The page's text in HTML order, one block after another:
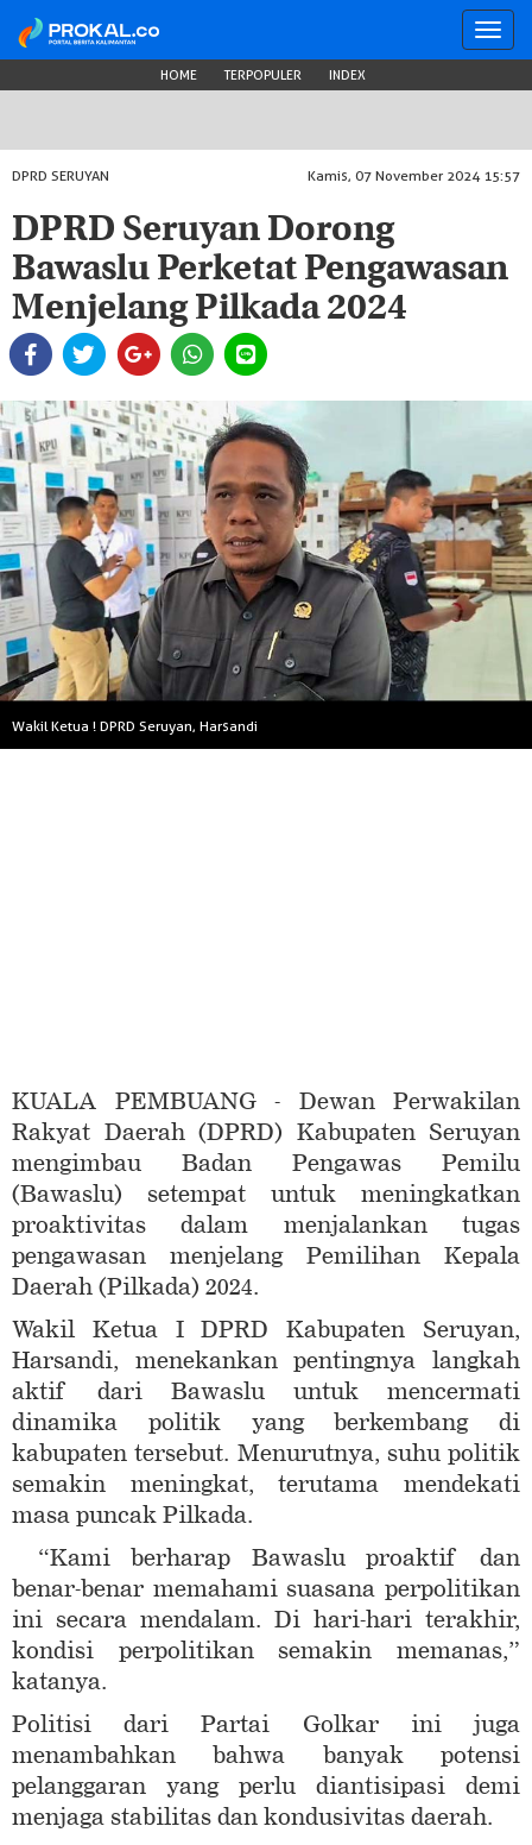
HOME TERPOPULER INDEX
DPRD SERUYAN Kamis, 07 November 2024 15:57
DPRD Seruyan Dorong
Bawaslu Perketat Pengawasan
Menjelang Pilkada 2024
Wakil Ketua ! DPRD Seruyan, Harsandi
KUALA PEMBUANG - Dewan Perwakilan
Rakyat Daerah (DPRD) Kabupaten Seruyan
mengimbau Badan Pengawas Pemilu
(Bawaslu) setempat untuk meningkatkan
proaktivitas dalam menjalankan tugas
pengawasan menjelang Pemilihan Kepala
Daerah (Pilkada) 2024.
Wakil Ketua I DPRD Kabupaten Seruyan,
Harsandi, menekankan pentingnya langkah
aktif dari Bawaslu untuk mencermati
dinamika politik yang berkembang di
kabupaten tersebut. Menurutnya, suhu politik
semakin meningkat, terutama mendekati
masa puncak Pilkada.
“Kami berharap Bawaslu proaktif dan
benar-benar memahami suasana perpolitikan
ini secara mendalam. Di hari-hari terakhir,
kondisi perpolitikan semakin memanas,”
katanya.
Politisi dari Partai Golkar ini juga
menambahkan bahwa banyak potensi
pelanggaran yang perlu diantisipasi demi
menjaga stabilitas dan kondusivitas daerah.